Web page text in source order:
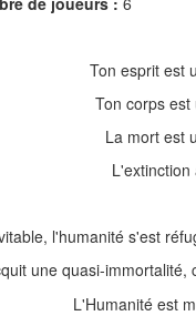
Ton esprit est
Ton corps est
La mort est
L'extinction
l'humanité s'est
une quasi-immortalité,
L'Humanité est